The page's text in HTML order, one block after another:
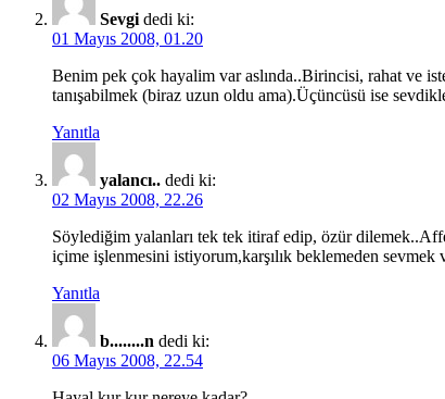
Sevgi dedi ki:
01 Mayıs 2008, 01.20
Benim pek çok hayalim var aslında..Birincisi, rahat ve
tanışabilmek (biraz uzun oldu ama).Üçüncüsü ise
Yanıtla
yalancı.. dedi ki:
02 Mayıs 2008, 22.26
Söylediğim yalanları tek tek itiraf edip, özür
içime işlenmesini istiyorum,karşılık beklemeden sevmek
Yanıtla
b........n dedi ki:
06 Mayıs 2008, 22.54